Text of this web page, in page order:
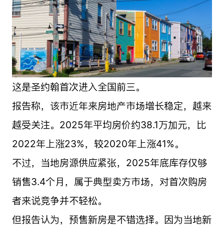
这是圣约翰首次进入全国前三。
报告称，该市近年来房地产市场增长稳定，越来
越受关注。2025年平均房价约38.1万加元，比
2022年上涨23%，较2020年上涨41%。
不过，当地房源供应紧张，2025年底库存仅够
销售3.4个月，属于典型卖方市场，对首次购房
者来说竞争并不轻松。
但报告认为，预售新房是不错选择。因为当地新